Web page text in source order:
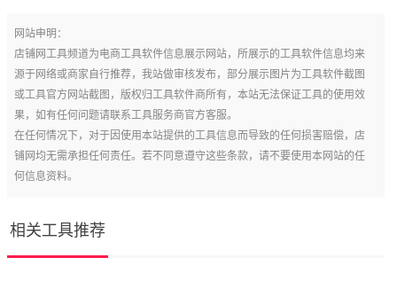
网站申明：
店铺网工具频道为电商工具软件信息展示网站，所展示的工具软件信息均来
源于网络或商家自行推荐，我站做审核发布，部分展示图片为工具软件截图
或工具官方网站截图，版权归工具软件商所有，本站无法保证工具的使用效
果，如有任何问题请联系工具服务商官方客服。
在任何情况下，对于因使用本站提供的工具信息而导致的任何损害赔偿，店
铺网均无需承担任何责任。若不同意遵守这些条款，请不要使用本网站的任
何信息资料。
相关工具推荐